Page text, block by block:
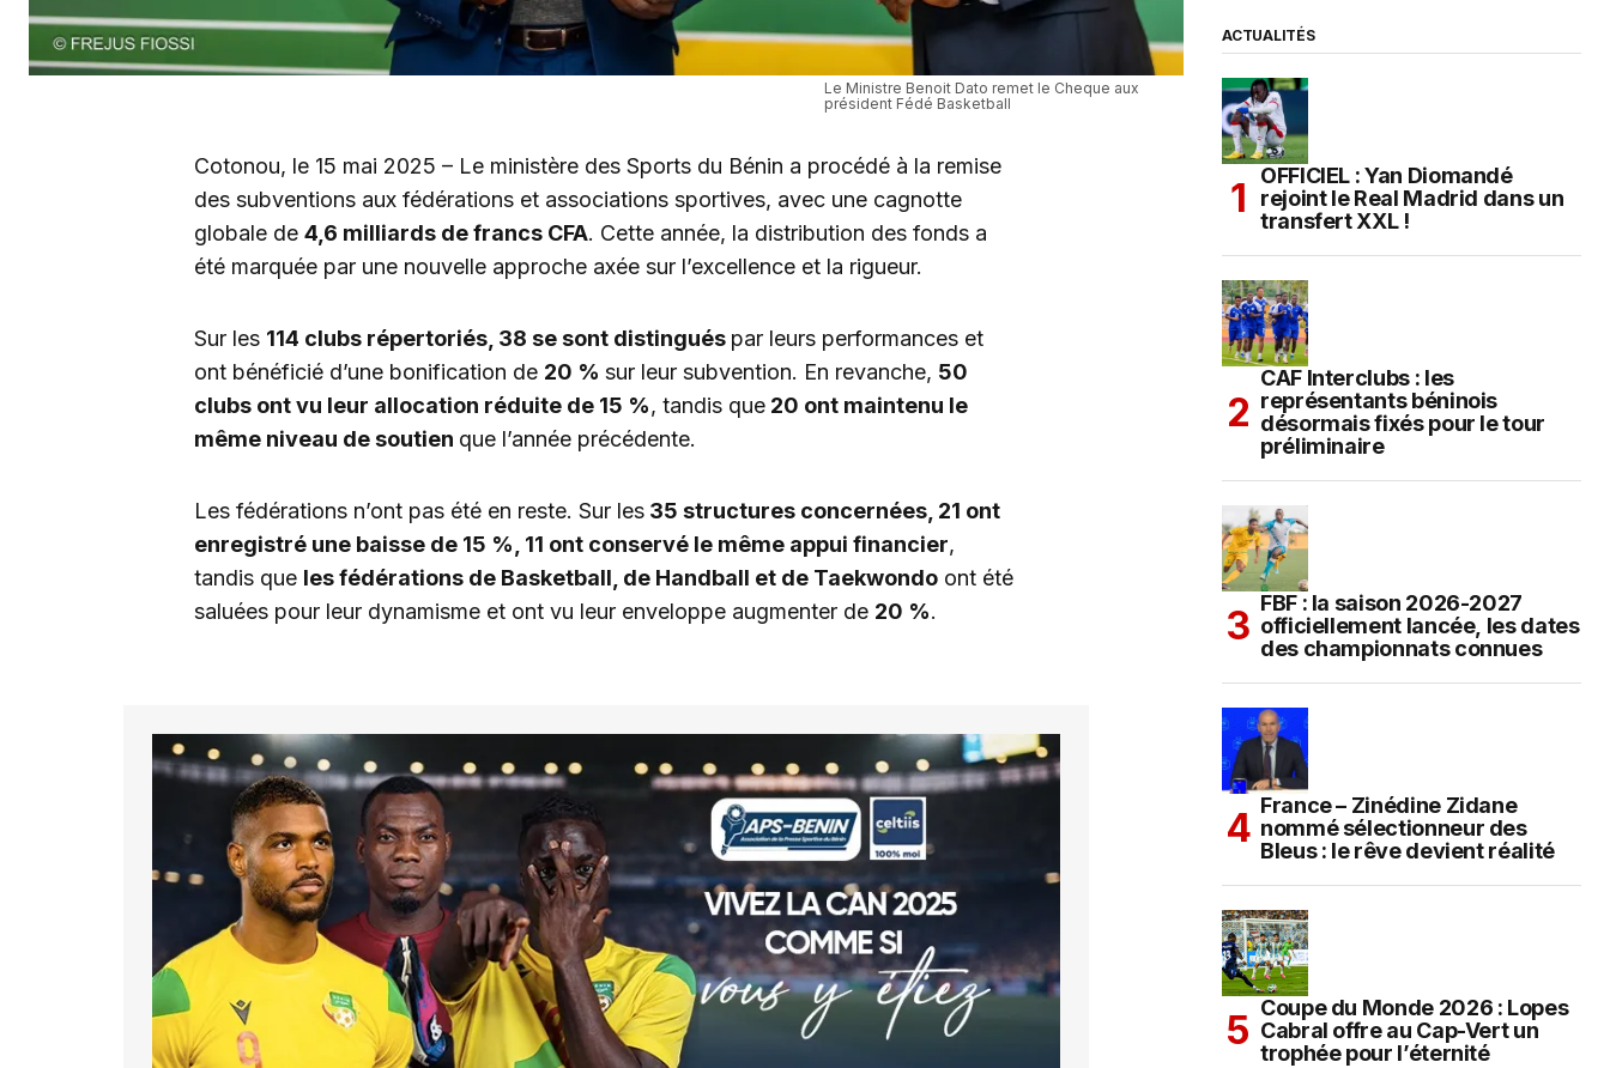
Le Ministre Benoit Dato remet le Cheque aux
président Fédé Basketball
Cotonou, le 15 mai 2025 – Le ministère des Sports du Bénin a procédé à la remise
des subventions aux fédérations et associations sportives, avec une cagnotte
globale de 4,6 milliards de francs CFA. Cette année, la distribution des fonds a
été marquée par une nouvelle approche axée sur l’excellence et la rigueur.
Sur les 114 clubs répertoriés, 38 se sont distingués par leurs performances et
ont bénéficié d’une bonification de 20 % sur leur subvention. En revanche, 50
clubs ont vu leur allocation réduite de 15 %, tandis que 20 ont maintenu le
même niveau de soutien que l’année précédente.
Les fédérations n’ont pas été en reste. Sur les 35 structures concernées, 21 ont
enregistré une baisse de 15 %, 11 ont conservé le même appui financier,
tandis que les fédérations de Basketball, de Handball et de Taekwondo ont été
saluées pour leur dynamisme et ont vu leur enveloppe augmenter de 20 %.
ACTUALITÉS
OFFICIEL : Yan Diomandé
rejoint le Real Madrid dans un
transfert XXL !
CAF Interclubs : les
représentants béninois
désormais fixés pour le tour
préliminaire
FBF : la saison 2026-2027
officiellement lancée, les dates
des championnats connues
France – Zinédine Zidane
nommé sélectionneur des
Bleus : le rêve devient réalité
Coupe du Monde 2026 : Lopes
Cabral offre au Cap-Vert un
trophée pour l’éternité